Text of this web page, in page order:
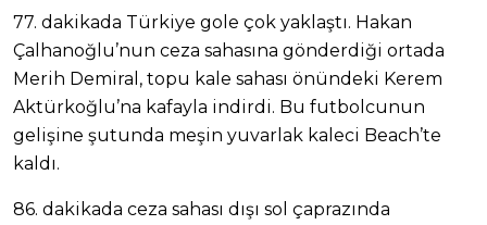
77. dakikada Türkiye gole çok yaklaştı. Hakan
Çalhanoğlu’nun ceza sahasına gönderdiği ortada
Merih Demiral, topu kale sahası önündeki Kerem
Aktürkoğlu’na kafayla indirdi. Bu futbolcunun
gelişine şutunda meşin yuvarlak kaleci Beach’te
kaldı.
86. dakikada ceza sahası dışı sol çaprazında